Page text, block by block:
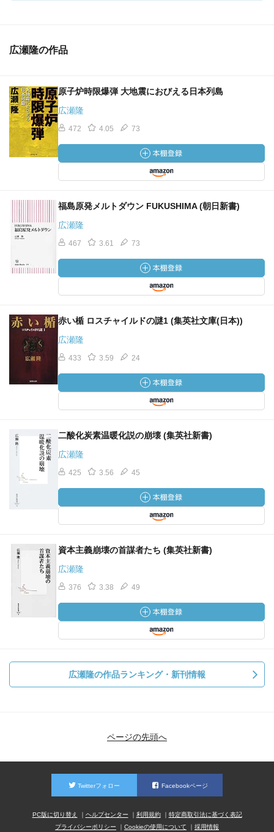
広瀬隆の作品
原子炉時限爆弾 大地震におびえる日本列島
広瀬隆
472 4.05 73
福島原発メルトダウン FUKUSHIMA (朝日新書)
広瀬隆
467 3.61 73
赤い楯 ロスチャイルドの謎1 (集英社文庫(日本))
広瀬隆
433 3.59 24
二酸化炭素温暖化説の崩壊 (集英社新書)
広瀬隆
425 3.56 45
資本主義崩壊の首謀者たち (集英社新書)
広瀬隆
376 3.38 49
広瀬隆の作品ランキング・新刊情報
ページの先頭へ
Twitterフォロー Facebookページ
PC版に切り替え ヘルプセンター 利用規約
特定商取引法に基づく表記
プライバシーポリシー
Cookieの使用について 採用情報